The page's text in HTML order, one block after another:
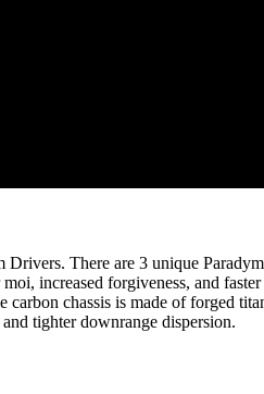
There are 3 unique
increased forgiveness, and
carbon chassis is made of forged
tighter downrange dispersion.